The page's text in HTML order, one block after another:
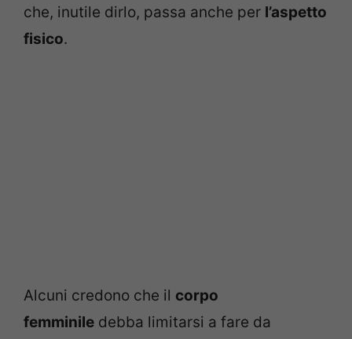
che, inutile dirlo, passa anche per l’aspetto
fisico.
Alcuni credono che il corpo
femminile debba limitarsi a fare da